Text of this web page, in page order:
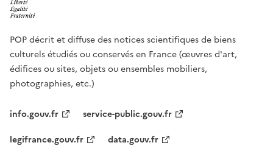
POP décrit et diffuse des notices scientifiques de biens
culturels étudiés ou conservés en France (œuvres d'art,
édifices ou sites, objets ou ensembles mobiliers,
photographies, etc.)
info.gouv.fr
service-public.gouv.fr
legifrance.gouv.fr
data.gouv.fr